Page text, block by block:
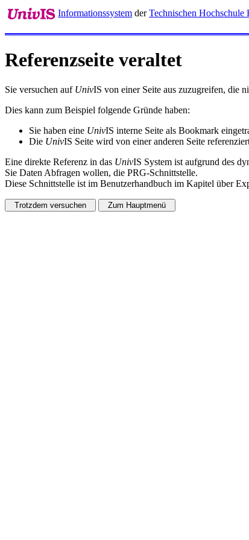
Informationssystem derTechnischen Hochschule
Referenzseite veraltet
Sie versuchen auf UnivIS von einer Seite aus zuzugreifen, die
Dies kann zum Beispiel folgende Gründe haben:
Sie haben eine UnivIS interne Seite als Bookmark
Die UnivIS Seite wird von einer anderen Seite
Eine direkte Referenz in das UnivIS System ist aufgrund des
Sie Daten Abfragen wollen, die PRG-Schnittstelle.
Diese Schnittstelle ist im Benutzerhandbuch im Kapitel über